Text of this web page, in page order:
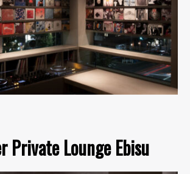
Private Lounge Ebisu